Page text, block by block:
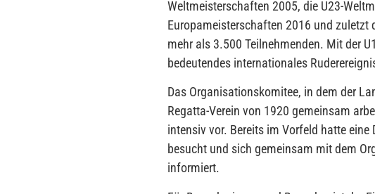
Weltmeisterschaften 2005, die U23-
Europameisterschaften 2016 und
mehr als 3.500 Teilnehmenden. Mit der
bedeutendes internationales
Das Organisationskomitee, in dem der
Regatta-Verein von 1920 gemeinsam
intensiv vor. Bereits im Vorfeld hatte
besucht und sich gemeinsam mit dem
informiert.